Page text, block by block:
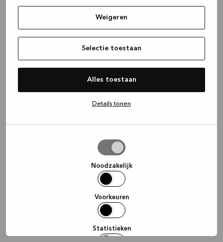
Weigeren
Selectie toestaan
Alles toestaan
Details tonen
Noodzakelijk
Voorkeuren
Statistieken
(see the browser console for more
information).